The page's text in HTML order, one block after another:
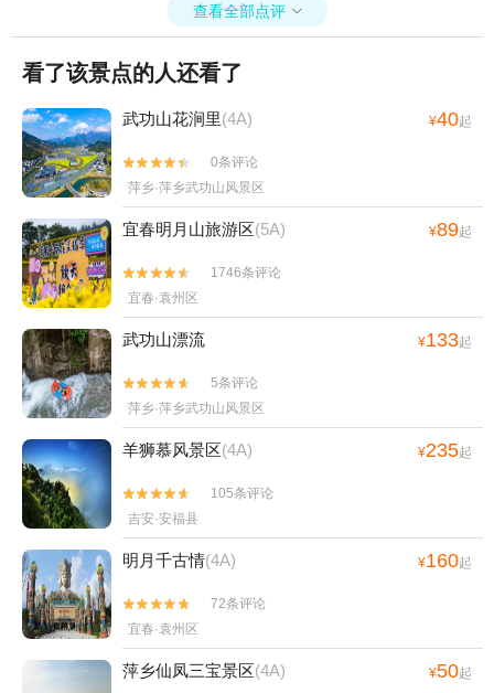
查看全部点评 
看了该景点的人还看了
武功山花涧里(4A) ¥40起


0条评论
萍乡·萍乡武功山风景区
宜春明月山旅游区(5A) ¥89起


1746条评论
宜春·袁州区
武功山漂流 ¥133起


5条评论
萍乡·萍乡武功山风景区
羊狮慕风景区(4A) ¥235起


105条评论
吉安·安福县
明月千古情(4A) ¥160起


72条评论
宜春·袁州区
萍乡仙凤三宝景区(4A) ¥50起